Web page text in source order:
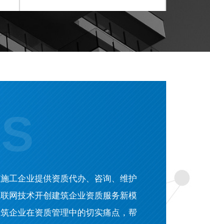
工企业提供资质代办、咨询、维护
网技术开创建筑企业资质服务新模
企业在资质管理中的切实痛点，帮